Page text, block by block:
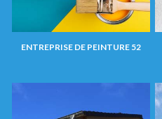
ENTREPRISE DE PEINTURE 52